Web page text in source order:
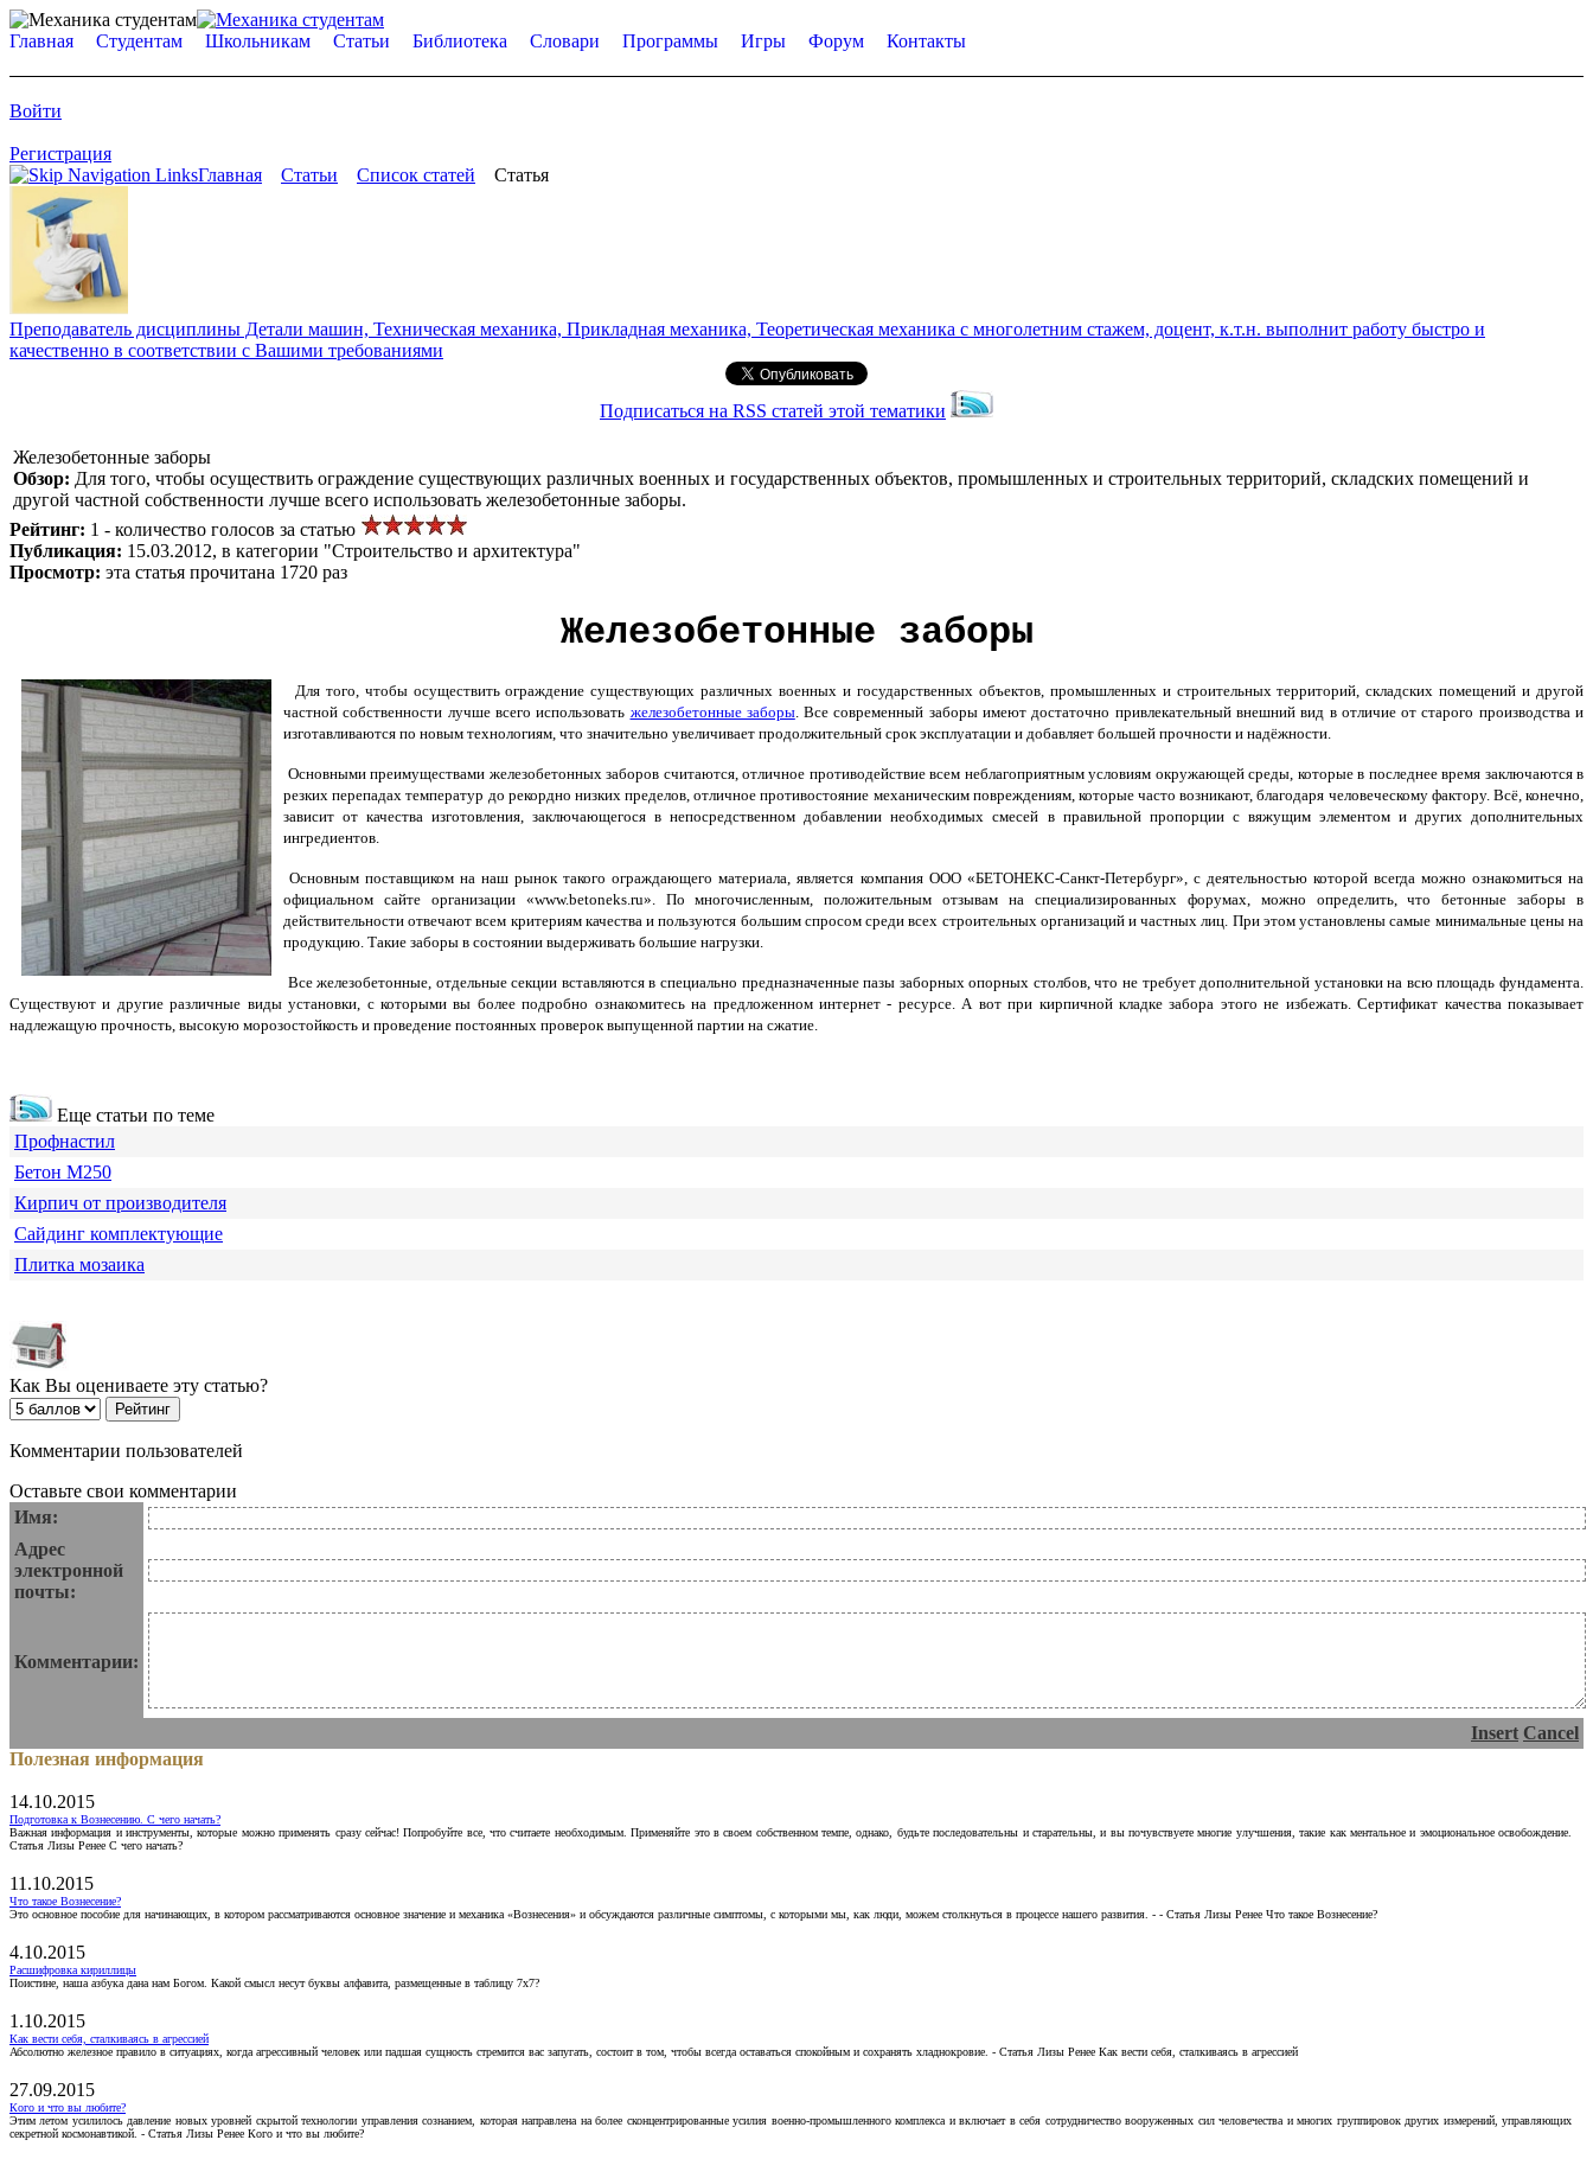
Главная Студентам Школьникам Статьи Библиотека Словари Программы Игры Форум Контакты
Войти
Регистрация
Главная
Статьи Список статей Статья
Преподаватель дисциплины Детали машин, Техническая механика, Прикладная механика, Теоретическая механика с многолетним стажем, доцент, к.т.н. выполнит работу быстро и
качественно в соответствии с Вашими требованиями
Подписаться на RSS статей этой тематики
Железобетонные заборы
Обзор: Для того, чтобы осуществить ограждение существующих различных военных и государственных объектов, промышленных и строительных территорий, складских помещений и
другой частной собственности лучше всего использовать железобетонные заборы.
Рейтинг: 1 - количество голосов за статью
Публикация: 15.03.2012, в категории "Строительство и архитектура"
Просмотр: эта статья прочитана 1720 раз
Железобетонные заборы
Для того, чтобы осуществить ограждение существующих различных военных и государственных объектов, промышленных и строительных территорий, складских помещений и другой
частной собственности лучше всего использовать железобетонные заборы. Все современный заборы имеют достаточно привлекательный внешний вид в отличие от старого производства и
изготавливаются по новым технологиям, что значительно увеличивает продолжительный срок эксплуатации и добавляет большей прочности и надёжности.
Основными преимуществами железобетонных заборов считаются, отличное противодействие всем неблагоприятным условиям окружающей среды, которые в последнее время заключаются в
резких перепадах температур до рекордно низких пределов, отличное противостояние механическим повреждениям, которые часто возникают, благодаря человеческому фактору. Всё, конечно,
зависит от качества изготовления, заключающегося в непосредственном добавлении необходимых смесей в правильной пропорции с вяжущим элементом и других дополнительных
ингредиентов.
Основным поставщиком на наш рынок такого ограждающего материала, является компания ООО «БЕТОНЕКС-Санкт-Петербург», с деятельностью которой всегда можно ознакомиться на
официальном сайте организации «www.betoneks.ru». По многочисленным, положительным отзывам на специализированных форумах, можно определить, что бетонные заборы в
действительности отвечают всем критериям качества и пользуются большим спросом среди всех строительных организаций и частных лиц. При этом установлены самые минимальные цены на
продукцию. Такие заборы в состоянии выдерживать большие нагрузки.
Все железобетонные, отдельные секции вставляются в специально предназначенные пазы заборных опорных столбов, что не требует дополнительной установки на всю площадь фундамента.
Существуют и другие различные виды установки, с которыми вы более подробно ознакомитесь на предложенном интернет - ресурсе. А вот при кирпичной кладке забора этого не избежать. Сертификат качества показывает
надлежащую прочность, высокую морозостойкость и проведение постоянных проверок выпущенной партии на сжатие.
Еще статьи по теме
Профнастил
Бетон М250
Кирпич от производителя
Сайдинг комплектующие
Плитка мозаика
Как Вы оцениваете эту статью?
Комментарии пользователей
Оставьте свои комментарии
Имя:
Адрес
электронной
почты:
Комментарии:
Insert Cancel
Полезная информация
14.10.2015
Подготовка к Вознесению. С чего начать?
Важная информация и инструменты, которые можно применять сразу сейчас! Попробуйте все, что считаете необходимым. Применяйте это в своем собственном темпе, однако, будьте последовательны и старательны, и вы почувствуете многие улучшения, такие как ментальное и эмоциональное освобождение.
Статья Лизы Ренее С чего начать?
11.10.2015
Что такое Вознесение?
Это основное пособие для начинающих, в котором рассматриваются основное значение и механика «Вознесения» и обсуждаются различные симптомы, с которыми мы, как люди, можем столкнуться в процессе нашего развития. - - Статья Лизы Ренее Что такое Вознесение?
4.10.2015
Расшифровка кириллицы
Поистине, наша азбука дана нам Богом. Какой смысл несут буквы алфавита, размещенные в таблицу 7х7?
1.10.2015
Как вести себя, сталкиваясь в агрессией
Абсолютно железное правило в ситуациях, когда агрессивный человек или падшая сущность стремится вас запугать, состоит в том, чтобы всегда оставаться спокойным и сохранять хладнокровие. - Статья Лизы Ренее Как вести себя, сталкиваясь в агрессией
27.09.2015
Кого и что вы любите?
Этим летом усилилось давление новых уровней скрытой технологии управления сознанием, которая направлена на более сконцентрированные усилия военно-промышленного комплекса и включает в себя сотрудничество вооруженных сил человечества и многих группировок других измерений, управляющих
секретной космонавтикой. - Статья Лизы Ренее Кого и что вы любите?